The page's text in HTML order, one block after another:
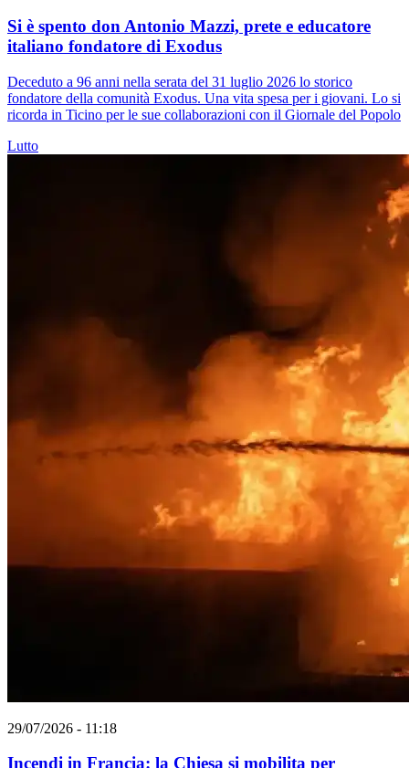
Si è spento don Antonio Mazzi, prete e educatore
italiano fondatore di Exodus
Deceduto a 96 anni nella serata del 31 luglio 2026 lo storico
fondatore della comunità Exodus. Una vita spesa per i giovani. Lo si
ricorda in Ticino per le sue collaborazioni con il Giornale del Popolo
Lutto
29/07/2026 - 11:18
Incendi in Francia: la Chiesa si mobilita per